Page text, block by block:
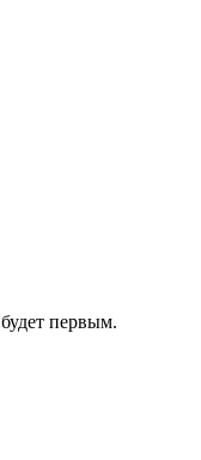
первым.